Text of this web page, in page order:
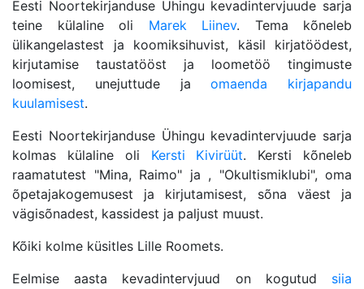
Eesti Noortekirjanduse Ühingu kevadintervjuude sarja
teine külaline oli Marek Liinev. Tema kõneleb
ülikangelastest ja koomiksihuvist, käsil kirjatöödest,
kirjutamise taustatööst ja loometöö tingimuste
loomisest, unejuttude jaomaenda kirjapandu
kuulamisest.
Eesti Noortekirjanduse Ühingu kevadintervjuude sarja
kolmas külaline oli Kersti Kivirüüt. Kersti kõneleb
raamatutest "Mina, Raimo" ja , "Okultismiklubi", oma
õpetajakogemusest ja kirjutamisest, sõna väest ja
vägisõnadest, kassidest ja paljust muust.
Kõiki kolme küsitles Lille Roomets.
Eelmise aasta kevadintervjuud on kogutud siia